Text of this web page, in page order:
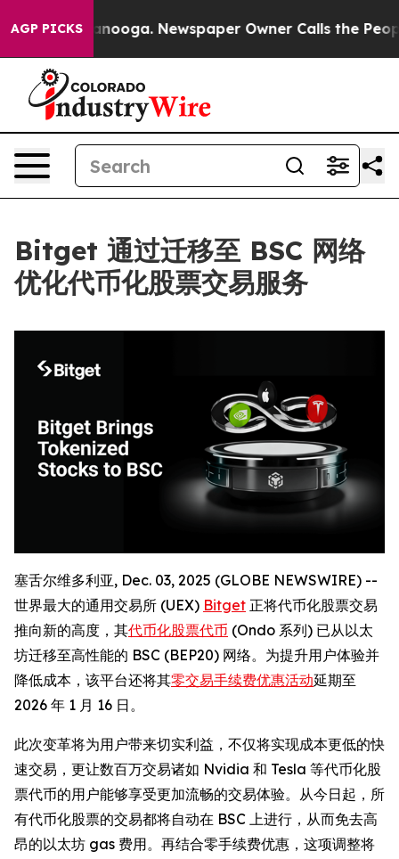
AGP PICKS
Chattanooga. Newspaper Owner Calls the People
Bitget 通过迁移至 BSC 网络
优化代币化股票交易服务
塞舌尔维多利亚, Dec. 03, 2025 (GLOBE NEWSWIRE) --
世界最大的通用交易所 (UEX) Bitget 正将代币化股票交易
推向新的高度，其代币化股票代币 (Ondo 系列) 已从以太
坊迁移至高性能的 BSC (BEP20) 网络。为提升用户体验并
降低成本，该平台还将其零交易手续费优惠活动延期至
2026 年 1 月 16 日。
此次变革将为用户带来切实利益，不仅将实现成本更低的快
速交易，更让数百万交易诸如 Nvidia 和 Tesla 等代币化股
票代币的用户能够享受更加流畅的交易体验。从今日起，所
有代币化股票的交易都将自动在 BSC 上进行，从而免去高
昂的以太坊 gas 费用。再结合零手续费优惠，这项调整将